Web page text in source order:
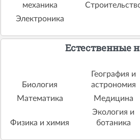
механика
Электроника
Естественные
Биология
География и
астрономия
Математика
Медицина
Физика и химия
Экология и
ботаника